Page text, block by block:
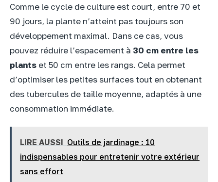
Comme le cycle de culture est court, entre 70 et
90 jours, la plante n’atteint pas toujours son
développement maximal. Dans ce cas, vous
pouvez réduire l’espacement à 30 cm entre les
plants et 50 cm entre les rangs. Cela permet
d’optimiser les petites surfaces tout en obtenant
des tubercules de taille moyenne, adaptés à une
consommation immédiate.
LIRE AUSSI Outils de jardinage : 10
indispensables pour entretenir votre extérieur
sans effort